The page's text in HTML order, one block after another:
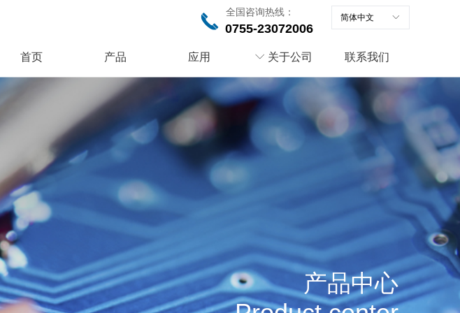
全国咨询热线：
끅 0755-23072006
ꀅ
简体中文
首页 产品 应用 ꀅ 关于公司 联系我们
产品中心